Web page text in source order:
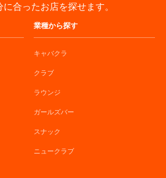
合ったお店を探せます。
業種から探す
キャバクラ
クラブ
ラウンジ
ガールズバー
スナック
ニュークラブ